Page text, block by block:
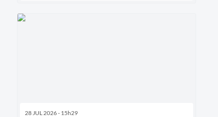
28 JUL 2026 - 15h29